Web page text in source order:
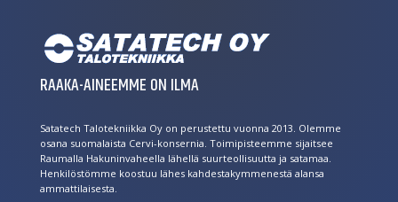
RAAKA-AINEEMME ON ILMA
Satatech Talotekniikka Oy on perustettu vuonna 2013. Olemme
osana suomalaista Cervi-konsernia. Toimipisteemme sijaitsee
Raumalla Hakuninvaheella lähellä suurteollisuutta ja satamaa.
Henkilöstömme koostuu lähes kahdestakymmenestä alansa
ammattilaisesta.